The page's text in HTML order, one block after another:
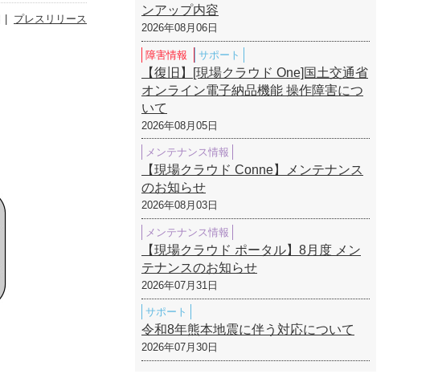
プレスリリース
ンアップ内容
2026年08月06日
障害情報 サポート
【復旧】[現場クラウド One]国土交通省
オンライン電子納品機能 操作障害につ
いて
2026年08月05日
メンテナンス情報
【現場クラウド Conne】メンテナンス
のお知らせ
2026年08月03日
メンテナンス情報
【現場クラウド ポータル】8月度 メン
テナンスのお知らせ
2026年07月31日
サポート
令和8年熊本地震に伴う対応について
2026年07月30日